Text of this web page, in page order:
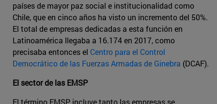
países de mayor paz social e institucionalidad como
Chile, que en cinco años ha visto un incremento del 50%.
El total de empresas dedicadas a esta función en
Latinoamérica llegaba a 16.174 en 2017, como
precisaba entonces el Centro para el Control
Democrático de las Fuerzas Armadas de Ginebra (DCAF).
El sector de las EMSP
El término EMSP incluye tanto las empresas se